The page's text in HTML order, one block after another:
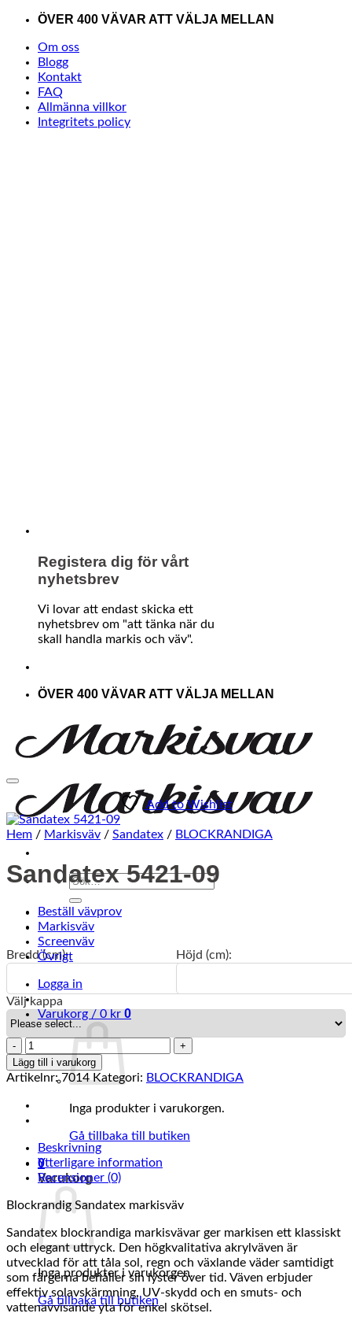
Skip
content
ÖVER 400 VÄVAR ATT VÄLJA MELLAN
Om oss
Blogg
Kontakt
FAQ
Allmänna villkor
Integritets policy
Registera dig för vårt
nyhetsbrev
Vi lovar att endast skicka ett
nyhetsbrev om "att tänka när du
skall handla markis och väv".
ÖVER 400 VÄVAR ATT VÄLJA MELLAN
Sök
Beställ vävprov
Markisväv
Screenväv
Övrigt
Logga in
Varukorg / 0 kr 0
Inga produkter i varukorgen.
Gå tillbaka till butiken
0
Varukorg
Inga produkter i varukorgen.
Gå tillbaka till butiken
Add to Wishlist
Hem / Markisväv / Sandatex / BLOCKRANDIGA
Sandatex 5421-09
Bredd (cm): Höjd (cm):
Välj kappa
Sandatex
5421-
09
Lägg till i varukorg
Artikelnr:7014 Kategori: BLOCKRANDIGA
Beskrivning
Ytterligare information
Recensioner (0)
Blockrandig Sandatex markisväv
Sandatex blockrandiga markisvävar ger markisen ett klassiskt
och elegant uttryck. Den högkvalitativa akrylväven är
utvecklad för att tåla sol, regn och växlande väder samtidigt
som färgerna behåller sin lyster över tid. Väven erbjuder
effektiv solavskärmning, UV-skydd och en smuts- och
vattenavvisande yta för enkel skötsel.